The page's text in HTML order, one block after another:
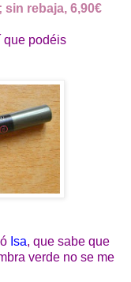
sin rebaja, 6,90€
que podéis
Isa, que sabe que
verde no se me